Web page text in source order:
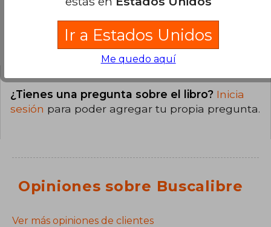
Preguntas y respuestas sobre el libro
¿Tienes una pregunta sobre el libro? Inicia
sesión para poder agregar tu propia pregunta.
Opiniones sobre Buscalibre
Ver más opiniones de clientes
Ir a Estados Unidos
Me quedo aquí